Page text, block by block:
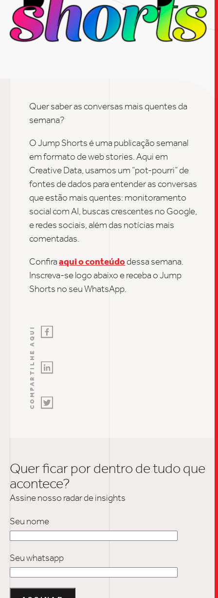
Quer saber as conversas mais quentes da
semana?
O Jump Shorts é uma publicação semanal
em formato de web stories. Aqui em
Creative Data, usamos um “pot-pourri” de
fontes de dados para entender as conversas
que estão mais quentes: monitoramento
social com AI, buscas crescentes no Google,
e redes sociais, além das notícias mais
comentadas.
Confiraaqui o conteúdodessa semana.
Inscreva-se logo abaixo e receba o Jump
Shorts no seu WhatsApp.
COMPARTILHE AQUI
Quer ficar por dentro de tudo que
acontece?
Assine nosso radar de insights
Seu nome
Seu whatsapp